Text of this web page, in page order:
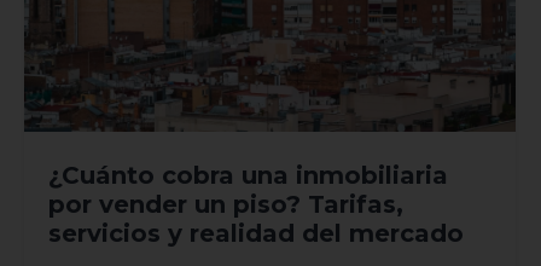
¿Cuánto cobra una inmobiliaria
por vender un piso? Tarifas,
servicios y realidad del mercado